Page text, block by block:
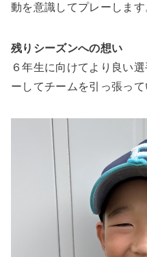
動を意識してプレーします
残りシーズンへの想い
６年生に向けてより良い
ーしてチームを引っ張って